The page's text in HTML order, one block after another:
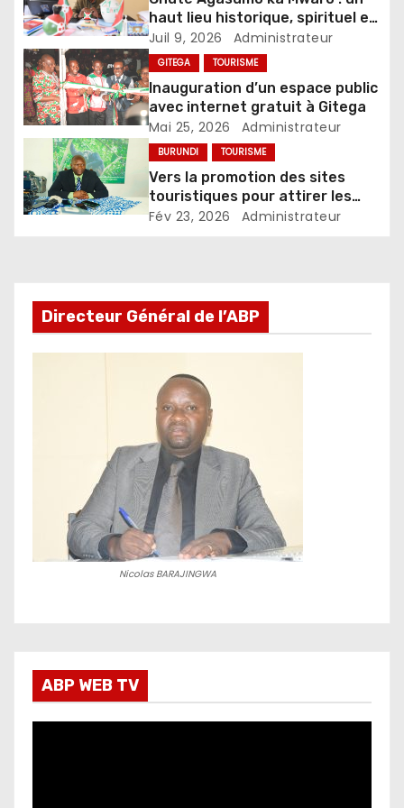
haut lieu historique, spirituel et
touristique du Burundi
Juil 9, 2026 Administrateur
GITEGA TOURISME
Inauguration d’un espace public
avec internet gratuit à Gitega
Mai 25, 2026 Administrateur
BURUNDI TOURISME
Vers la promotion des sites
touristiques pour attirer les
investisseurs
Fév 23, 2026 Administrateur
Directeur Général de l’ABP
Nicolas BARAJINGWA
ABP WEB TV